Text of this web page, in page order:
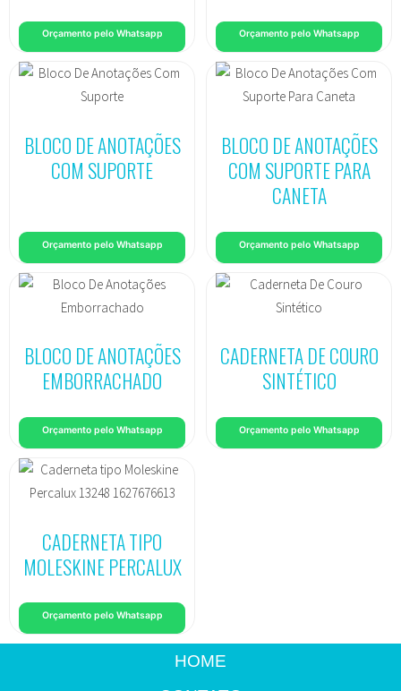
Orçamento pelo Whatsapp Orçamento pelo Whatsapp
BLOCO DE ANOTAÇÕES
COM SUPORTE
Orçamento pelo Whatsapp
BLOCO DE ANOTAÇÕES
COM SUPORTE PARA
CANETA
Orçamento pelo Whatsapp
BLOCO DE ANOTAÇÕES
EMBORRACHADO
Orçamento pelo Whatsapp
CADERNETA DE COURO
SINTÉTICO
Orçamento pelo Whatsapp
CADERNETA TIPO
MOLESKINE PERCALUX
Orçamento pelo Whatsapp
HOME